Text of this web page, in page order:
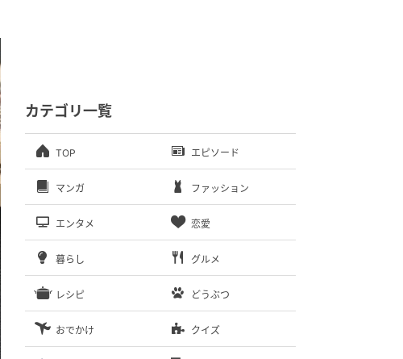
カテゴリ一覧
TOP エピソード
マンガ ファッション
エンタメ 恋愛
暮らし グルメ
レシピ どうぶつ
おでかけ クイズ